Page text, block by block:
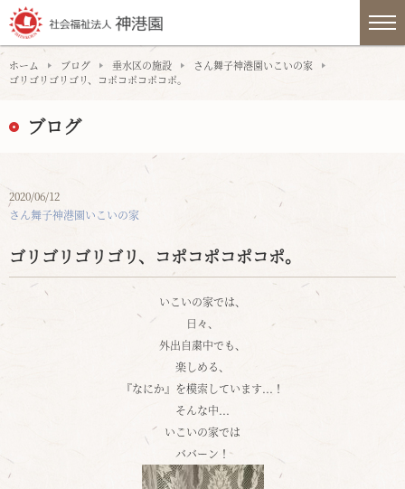
ホーム ブログ 垂水区の施設
さん舞子神港園いこいの家
ゴリゴリゴリゴリ、コポコポコポコポ。
ブログ
2020/06/12
さん舞子神港園いこいの家
ゴリゴリゴリゴリ、コポコポコポコポ。
いこいの家では、
日々、
外出自粛中でも、
楽しめる、
『なにか』を模索しています...！
そんな中...
いこいの家では
ババーン！